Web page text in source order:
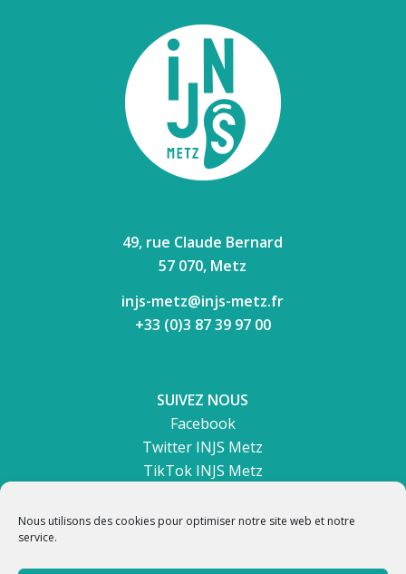
Nous utilisons des cookies pour optimiser notre site web et notre
service.
49, rue Claude Bernard
57 070, Metz
injs-metz@injs-metz.fr
+33 (0)3 87 39 97 00
SUIVEZ NOUS
Facebook
Twitter INJS Metz
TikTok INJS Metz
INSTITUT NATIONAL DE JEUNES